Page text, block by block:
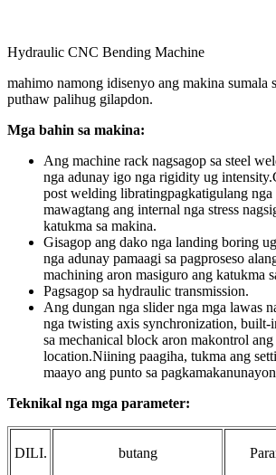
Hydraulic CNC Bending Machine
mahimo namong idisenyo ang makina sumala
puthaw palihug gilapdon.
Mga bahin sa makina:
Ang machine rack nagsagop sa steel
nga adunay igo nga rigidity ug
post welding libratingpagkatigulang nga
mawagtang ang internal nga stress
katukma sa makina.
Gisagop ang dako nga landing boring
nga adunay pamaagi sa pagproseso
machining aron masiguro ang katukma
Pagsagop sa hydraulic transmission.
Ang dungan nga slider nga mga lawas
nga twisting axis synchronization, built-
sa mechanical block aron makontrol ang
location.Niining paagiha, tukma ang
maayo ang punto sa
Teknikal nga mga parameter:
DILI. butang